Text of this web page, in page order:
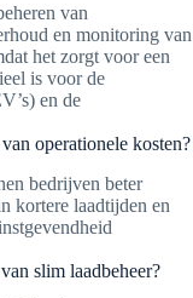
van
en monitoring van
het zorgt voor een
is voor de
en de
operationele kosten?
bedrijven beter
kortere laadtijden en
slim laadbeheer?